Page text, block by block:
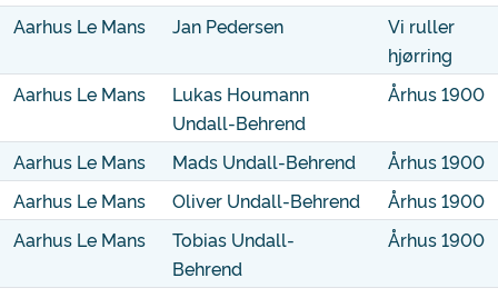
Aarhus Le Mans
Jan Pedersen
Vi ruller
hjørring
Aarhus Le Mans
Lukas Houmann
Undall-Behrend
Århus 1900
Aarhus Le Mans Mads Undall-Behrend
Århus 1900
Aarhus Le Mans
Oliver Undall-Behrend
Århus 1900
Aarhus Le Mans
Tobias Undall-
Behrend
Århus 1900